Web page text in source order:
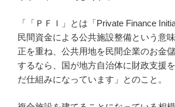
「「ＰＦＩ」とは「Private Finance
民間資金による公共施設整備という意
正を重ね、公共用地を民間企業のお金
するなら、国が地方自治体に財政支援
だ仕組みになっています」とのこと。